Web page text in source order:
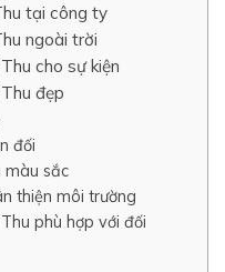
tại công ty
ngoài trời
cho sự kiện
đẹp
đối
màu sắc
thiện môi trường
phù hợp với đối